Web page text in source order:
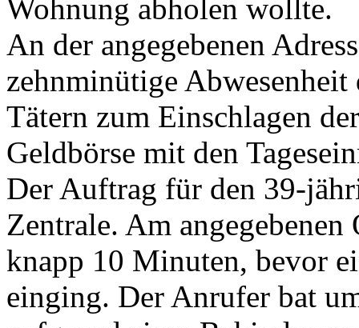
Wohnung abholen wollte.
An der angegebenen
zehnminütige Abwesenheit
Tätern zum Einschlagen
Geldbörse mit den
Der Auftrag für den 39-
Zentrale. Am
knapp 10 Minuten, bevor
einging. Der Anrufer bat